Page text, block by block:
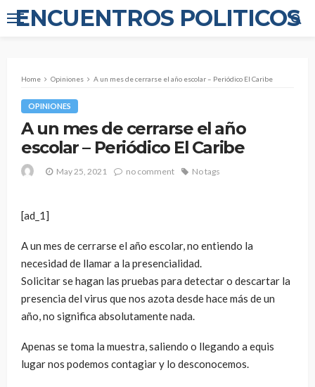
ENCUENTROS POLITICOS
Home Opiniones A un mes de cerrarse el año escolar – Periódico El Caribe
OPINIONES
A un mes de cerrarse el año
escolar – Periódico El Caribe
May 25, 2021 no comment No tags
[ad_1]
A un mes de cerrarse el año escolar, no entiendo la
necesidad de llamar a la presencialidad.
Solicitar se hagan las pruebas para detectar o descartar la
presencia del virus que nos azota desde hace más de un
año, no significa absolutamente nada.
Apenas se toma la muestra, saliendo o llegando a equis
lugar nos podemos contagiar y lo desconocemos.